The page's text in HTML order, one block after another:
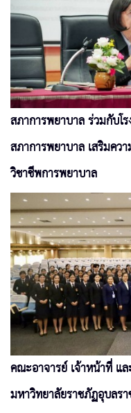
สภาการพยาบาล ร่วมกับโ
สภาการพยาบาล เสริมคว
วิชาชีพการพยาบาล
คณะอาจารย์ เจ้าหน้าที่ แ
มหาวิทยาลัยราชภัฏอุบลร